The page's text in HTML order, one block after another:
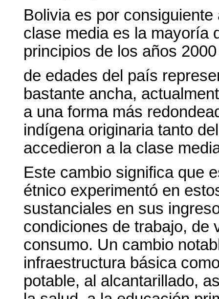
Bolivia es por
clase media es la mayoría
principios de los años
de edades del país
bastante ancha,
a una forma más
indígena originaria tanto
accedieron a la clase
Este cambio significa que
étnico experimentó en
sustanciales en sus
condiciones de trabajo, de
consumo. Un cambio
infraestructura básica
potable, al alcantarillado,